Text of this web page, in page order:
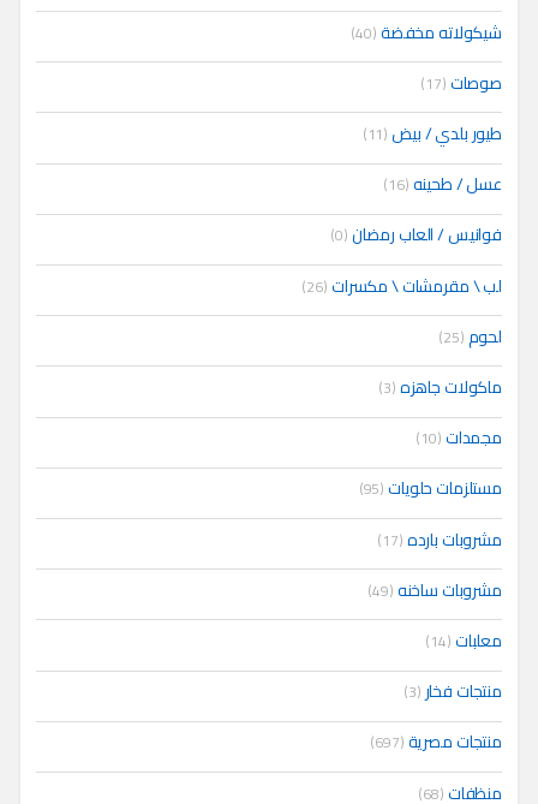
شيكولاته مخفضة(40)
صوصات(17)
طيور بلدي / بيض(11)
عسل / طحينه(16)
فوانيس / العاب رمضان(0)
لب \ مقرمشات \ مكسرات(26)
لحوم(25)
ماكولات جاهزه(3)
مجمدات(10)
مستلزمات حلويات(95)
مشروبات بارده(17)
مشروبات ساخنه(49)
معلبات(14)
منتجات فخار (3)
منتجات مصرية(697)
منظفات(68)